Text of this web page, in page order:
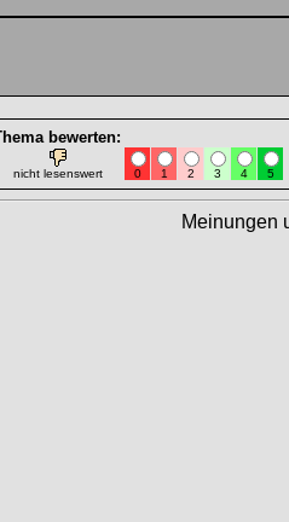
bewerten:
nicht lesenswert 0 1 2 3 4 5
Meinungen